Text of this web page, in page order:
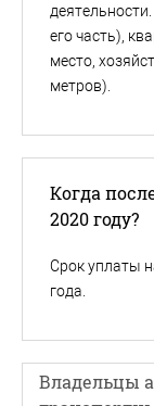
его часть),
место,
метров).
Когда
2020 году?
Срок уплаты
года.
Владельцы